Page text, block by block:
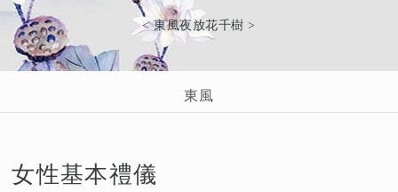
< 東風夜放花千樹 >
東風
女性基本禮儀